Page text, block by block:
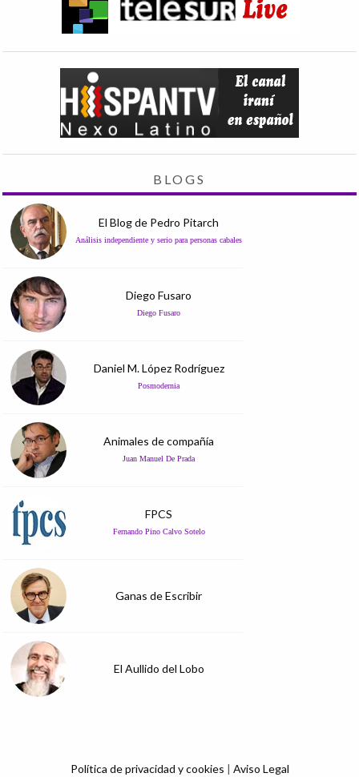
BLOGS
El Blog de Pedro Pitarch
Análisis independiente y serio para personas cabales
Diego Fusaro
Diego Fusaro
Daniel M. López Rodríguez
Posmodernia
Animales de compañía
Juan Manuel De Prada
FPCS
Fernando Pino Calvo Sotelo
Ganas de Escribir
El Aullido del Lobo
Política de privacidad y cookies | Aviso Legal